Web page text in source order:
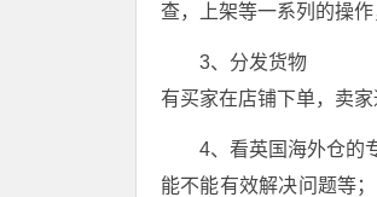
查，上架等一系列的操
3、分发货物
有买家在店铺下单，卖
4、看英国海外仓的
能不能有效解决问题等